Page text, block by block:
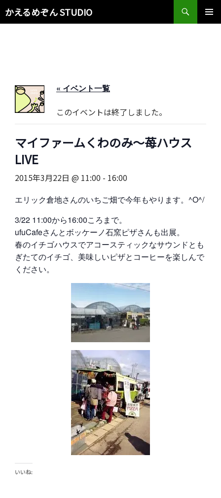
かえるめぞん STUDIO
検
索
« イベント一覧
このイベントは終了しました。
マイファームくわのみ〜苺ハウス
LIVE
2015年3月22日 @ 11:00 - 16:00
エリック倉地さんのいちご畑で今年もやります。^O^/
3/22 11:00から16:00ころまで。
ufuCafeさんとボッケーノ石窯ピザさんも出展。
春のイチゴハウスでアコースティックなサウンドとも
ぎたてのイチゴ、美味しいピザとコーヒーを楽しんで
ください。
いいね: